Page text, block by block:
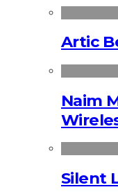
Artic
Naim
Silent